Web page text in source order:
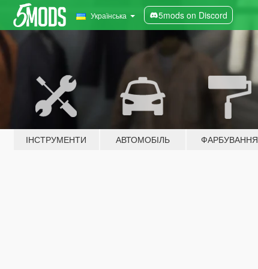
Українська 5mods on Discord
ІНСТРУМЕНТИ АВТОМОБІЛЬ ФАРБУВАННЯ